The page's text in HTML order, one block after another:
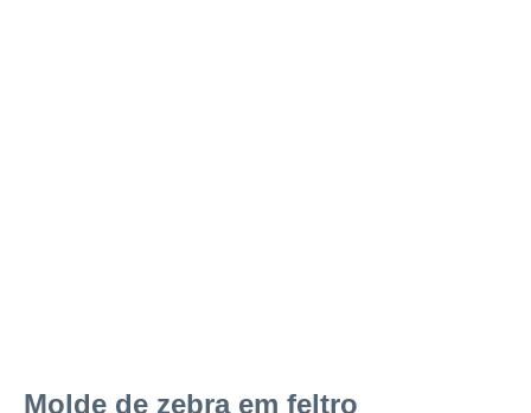
Molde de zebra em feltro